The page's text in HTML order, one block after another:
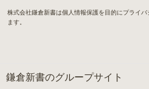
株式会社鎌倉新書は個人情報保護を目的にプライ
ます。
鎌倉新書のグループサイト